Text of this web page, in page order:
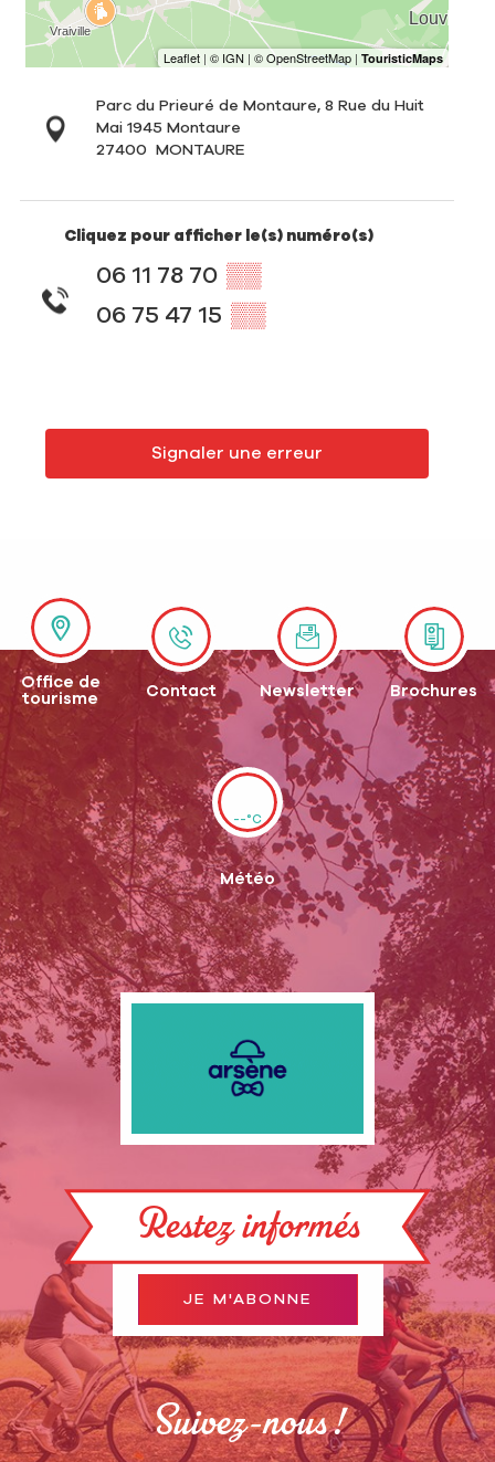
Parc du Prieuré de Montaure, 8 Rue du Huit
Mai 1945 Montaure
27400
MONTAURE
Cliquez pour afficher le(s) numéro(s)
06 11 78 70 ▒▒
06 75 47 15 ▒▒
Signaler une erreur
Office de
tourisme
Contact Newsletter Brochures
--°C
Météo
Restez informés
JE M'ABONNE
Suivez-nous !